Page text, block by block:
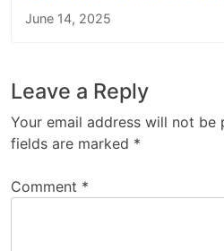
June 14, 2025
Leave a Reply
Your email address will not be
fields are marked *
Comment *